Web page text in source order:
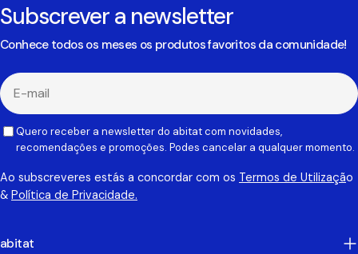
Subscrever a newsletter
Conhece todos os meses os produtos favoritos da comunidade!
E-
mail
Quero receber a newsletter do abitat com novidades,
recomendações e promoções. Podes cancelar a qualquer momento.
Ao subscreveres estás a concordar com os Termos de Utilização
& Política de Privacidade.
abitat